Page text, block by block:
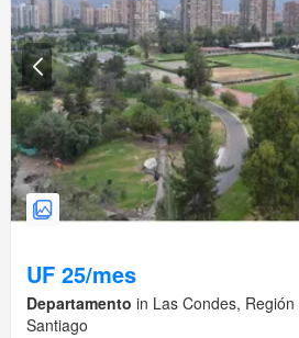
UF 25/mes
Departamento in Las Condes,
Santiago